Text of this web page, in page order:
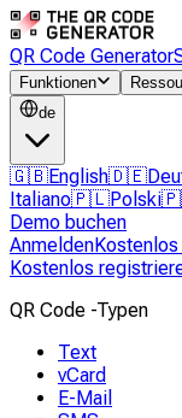
QR Code Generator
Funktionen
de
🇬🇧English🇩🇪
Italiano🇵🇱Polski
Demo buchen
Anmelden
Kostenlos
QR Code -Typen
Text
vCard
E-Mail